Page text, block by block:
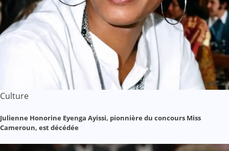
Culture
Julienne Honorine Eyenga Ayissi, pionnière du concours Miss
Cameroun, est décédée